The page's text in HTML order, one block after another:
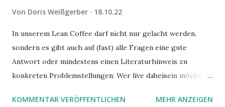
Von Doris Weißgerber 18.10.22
In unserem Lean Coffee darf nicht nur gelacht werden,
sondern es gibt auch auf (fast) alle Fragen eine gute
Antwort oder mindestens einen Literaturhinweis zu
konkreten Problemstellungen: Wer live dabeisein möchte,
über alle Events informiert zu sein:
KOMMENTAR VERÖFFENTLICHEN MEHR ANZEIGEN